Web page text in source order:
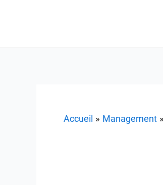
Accueil Management